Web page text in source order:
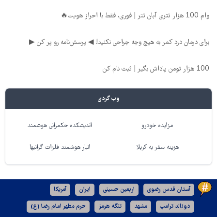
وام 100 هزار تتری آبان تتر | فوری، فقط با احراز هویت🔥
برای درمان درد کمر به هیچ وجه جراحی نکنید! ◀ پرسش‌نامه رو پر کن ▶
100 هزار تومن پاداش بگیر | ثبت نام کن
وب گردی
مزایده خودرو اندیشکده حکمرانی هوشمند
هزینه سفر به کربلا انبار هوشمند فلزات گرانبها
آستان قدس رضوی اربعین حسینی ایران آمریکا
دونالد ترامپ مشهد تنگه هرمز حرم مطهر امام رضا (ع)